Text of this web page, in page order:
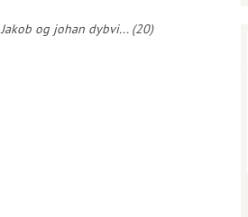
Jakob og johan dybvi... (20)